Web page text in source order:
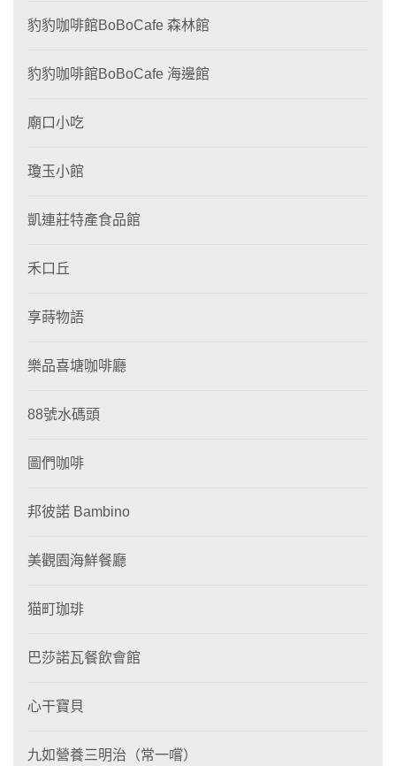
豹豹咖啡館BoBoCafe 森林館
豹豹咖啡館BoBoCafe 海邊館
廟口小吃
瓊玉小館
凱連莊特產食品館
禾口丘
享蒔物語
樂品喜塘咖啡廳
88號水碼頭
圖們咖啡
邦彼諾 Bambino
美觀園海鮮餐廳
猫町珈琲
巴莎諾瓦餐飲會館
心干寶貝
九如營養三明治（常一嚐）